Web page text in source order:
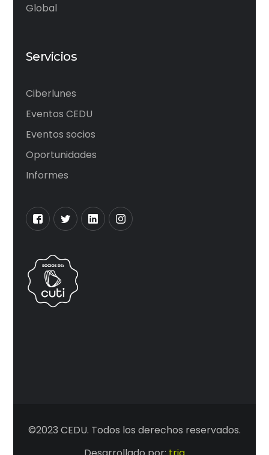
Global
Servicios
Ciberlunes
Eventos CEDU
Eventos socios
Oportunidades
Informes
©2023 CEDU. Todos los derechos reservados.